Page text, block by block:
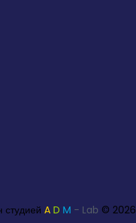
студией A D M - Lab © 2026